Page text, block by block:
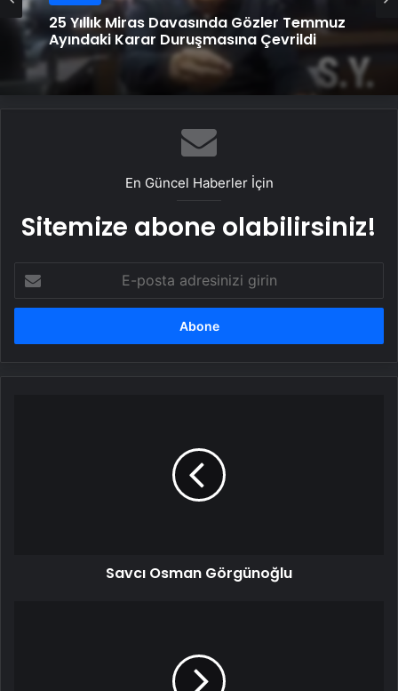
Genel
25 Yıllık Miras Davasında Gözler Temmuz
Ayındaki Karar Duruşmasına Çevrildi
Serjoy : Dijital Medya Ajansı, Google
Reklam Ajansı, SEO Ajansı ve Web
Tasarım Ajansı
En Güncel Haberler İçin
Sitemize abone olabilirsiniz!
posta
adresinizi
Savcı Osman Görgünoğlu